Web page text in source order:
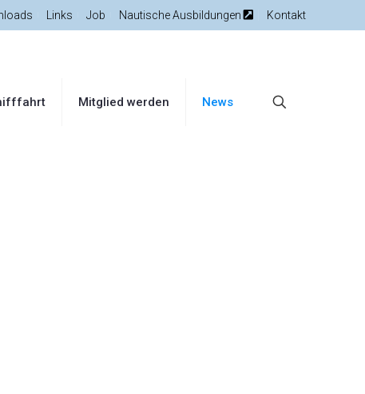
Links Job Nautische Ausbildungen Kontakt
Mitglied werden News